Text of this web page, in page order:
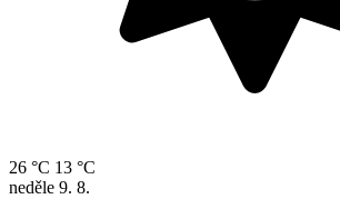
26 °C 13 °C
neděle 9. 8.